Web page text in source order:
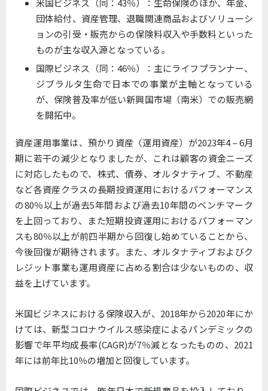
米国ビジネス（同：43％）：生命保険のほか、年金、
団体給付、資産管理、退職関連商品およびソリューシ
ョンの引受・販売からの保険料収入や手数料といった
ものが主な収入源となっている。
国際ビジネス（同：46％）：主にライフプランナー、
ジブラルタ生命で日本での事業が主軸となっている
が、保険普及率が低い新興国市場（南米）での販売網
を開拓中。
資産運用事業は、預かり資産（運用資産）が2023年4 – 6月
期に若干の減少となりましたが、これは顧客の資金ニーズ
に対応したもので、株式、債券、オルタナティブ、不動産
など各資産クラスの長期投資運用におけるパフォーマンス
の80％以上が過去5年間および過去10年間のベンチマーク
を上回っており、また短期投資運用におけるパフォーマン
スも80％以上が前四半期から回復し始めていることから、
今後回復が期待されます。また、オルタナティブおよびク
レジット事業も運用資産に占める割合は少ないものの、収
益を上げています。
米国ビジネスにおける保険収入が、2018年から2020年にか
けては、新型コロナウイルス感染症によるパンデミックの
影響で年平均成長率(CAGR)が7％減となったものの、2021
年には前年比10％の増加と回復しています。